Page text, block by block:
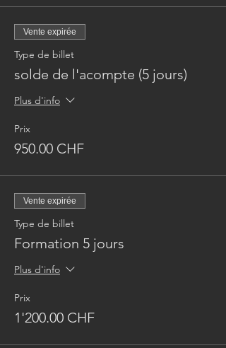
Vente expirée
Type de billet
solde de l'acompte (5 jours)
Plus d'info
Prix
950.00 CHF
Vente expirée
Type de billet
Formation 5 jours
Plus d'info
Prix
1'200.00 CHF